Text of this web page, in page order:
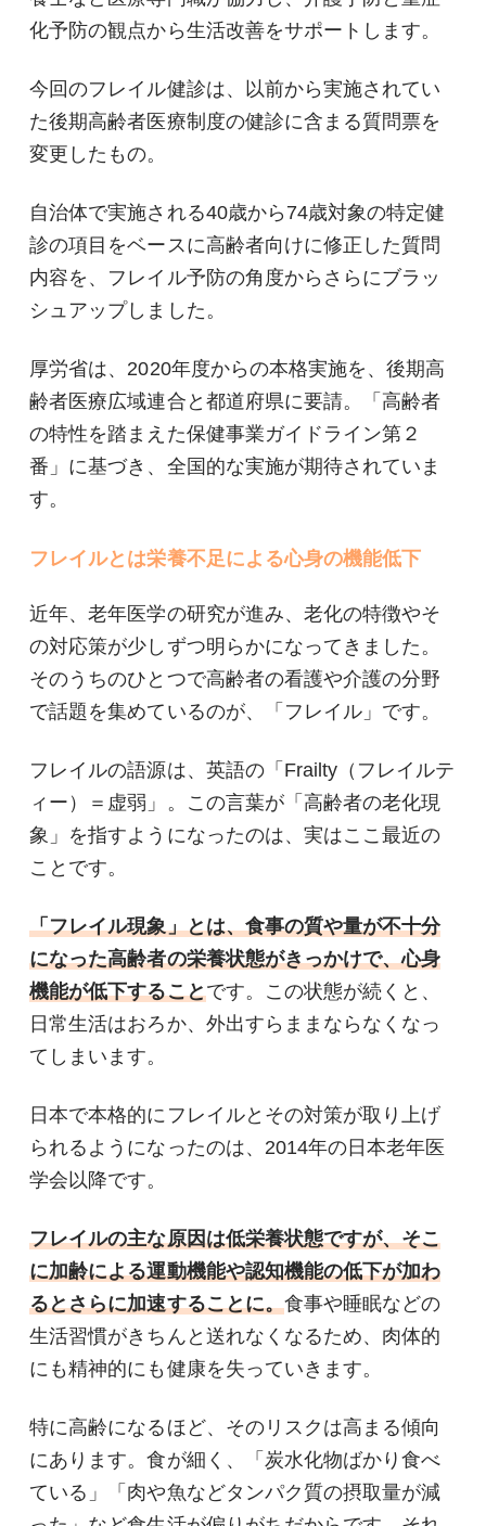
化予防の観点から生活改善をサポートします。
今回のフレイル健診は、以前から実施されてい
た後期高齢者医療制度の健診に含まる質問票を
変更したもの。
自治体で実施される40歳から74歳対象の特定健
診の項目をベースに高齢者向けに修正した質問
内容を、フレイル予防の角度からさらにブラッ
シュアップしました。
厚労省は、2020年度からの本格実施を、後期高
齢者医療広域連合と都道府県に要請。「高齢者
の特性を踏まえた保健事業ガイドライン第２
番」に基づき、全国的な実施が期待されていま
す。
フレイルとは栄養不足による心身の機能低下
近年、老年医学の研究が進み、老化の特徴やそ
の対応策が少しずつ明らかになってきました。
そのうちのひとつで高齢者の看護や介護の分野
で話題を集めているのが、「フレイル」です。
フレイルの語源は、英語の「Frailty（フレイルテ
ィー）＝虚弱」。この言葉が「高齢者の老化現
象」を指すようになったのは、実はここ最近の
ことです。
「フレイル現象」とは、食事の質や量が不十分
になった高齢者の栄養状態がきっかけで、心身
機能が低下することです。この状態が続くと、
日常生活はおろか、外出すらままならなくなっ
てしまいます。
日本で本格的にフレイルとその対策が取り上げ
られるようになったのは、2014年の日本老年医
学会以降です。
フレイルの主な原因は低栄養状態ですが、そこ
に加齢による運動機能や認知機能の低下が加わ
るとさらに加速することに。食事や睡眠などの
生活習慣がきちんと送れなくなるため、肉体的
にも精神的にも健康を失っていきます。
特に高齢になるほど、そのリスクは高まる傾向
にあります。食が細く、「炭水化物ばかり食べ
ている」「肉や魚などタンパク質の摂取量が減